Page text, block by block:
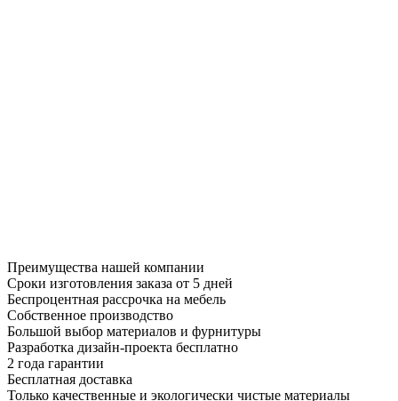
Преимущества нашей компании
Сроки изготовления заказа от 5 дней
Беспроцентная рассрочка на мебель
Собственное производство
Большой выбор материалов и фурнитуры
Разработка дизайн-проекта бесплатно
2 года гарантии
Бесплатная доставка
Только качественные и экологически чистые материалы